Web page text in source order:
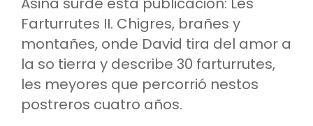
Farturrutes II. Chigres, brañes y
montañes, onde David tira del amor a
la so tierra y describe 30 farturrutes,
les meyores que percorrió nestos
postreros cuatro años.